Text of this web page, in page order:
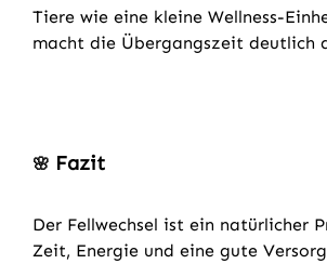
Tiere wie eine kleine Wellness-
macht die Übergangszeit deutlich
🌸 Fazit
Der Fellwechsel ist ein natürlicher
Zeit, Energie und eine gute